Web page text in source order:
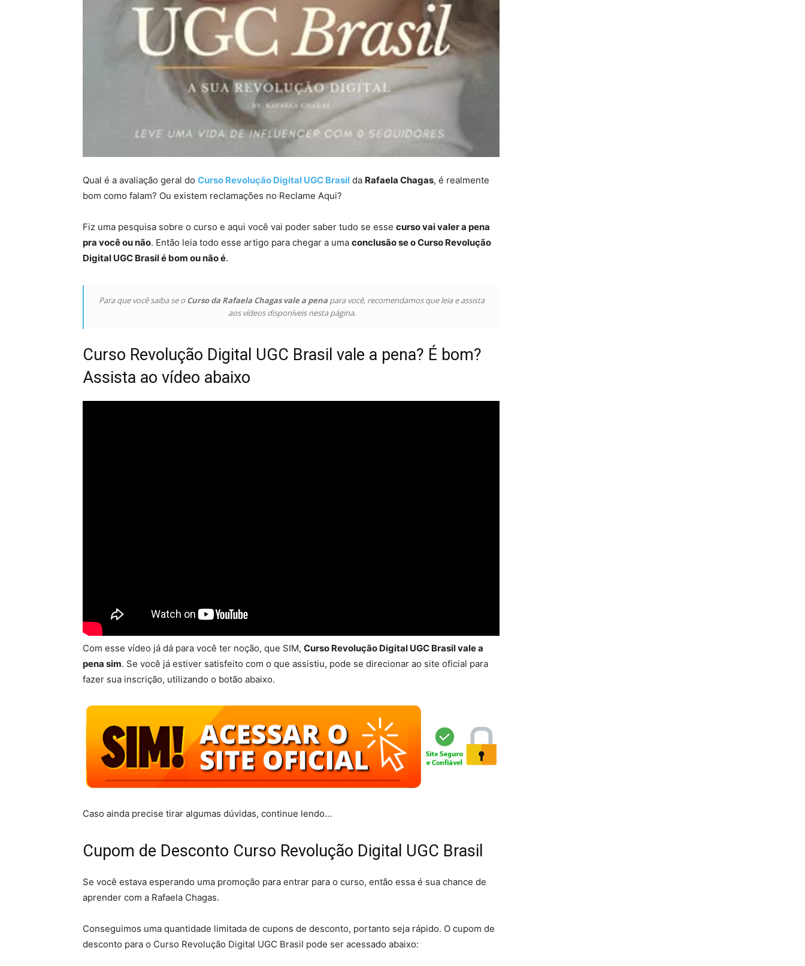
Qual é a avaliação geral do Curso Revolução Digital UGC Brasil da Rafaela Chagas, é realmente
bom como falam? Ou existem reclamações no Reclame Aqui?
Fiz uma pesquisa sobre o curso e aqui você vai poder saber tudo se esse curso vai valer a pena
pra você ou não. Então leia todo esse artigo para chegar a uma conclusão se o Curso Revolução
Digital UGC Brasil é bom ou não é.
Para que você saiba se o Curso da Rafaela Chagas vale a pena para você, recomendamos que leia e assista
aos vídeos disponíveis nesta página.
Curso Revolução Digital UGC Brasil vale a pena? É bom?
Assista ao vídeo abaixo
Com esse vídeo já dá para você ter noção, que SIM, Curso Revolução Digital UGC Brasil vale a
pena sim. Se você já estiver satisfeito com o que assistiu, pode se direcionar ao site oficial para
fazer sua inscrição, utilizando o botão abaixo.
Caso ainda precise tirar algumas dúvidas, continue lendo…
Cupom de Desconto Curso Revolução Digital UGC Brasil
Se você estava esperando uma promoção para entrar para o curso, então essa é sua chance de
aprender com a Rafaela Chagas.
Conseguimos uma quantidade limitada de cupons de desconto, portanto seja rápido. O cupom de
desconto para o Curso Revolução Digital UGC Brasil pode ser acessado abaixo: